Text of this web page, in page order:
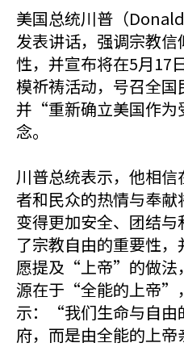
美国总统川普（
发表讲话，强调宗教
性，并宣布将在5月17
模祈祷活动，号召全国
并“重新确立美国作
念。
川普总统表示，他相
者和民众的热情与奉
变得更加安全、团结
了宗教自由的重要性
愿提及“上帝”的做法
源在于“全能的上帝”
示：“我们生命与自由
府，而是由全能的上帝